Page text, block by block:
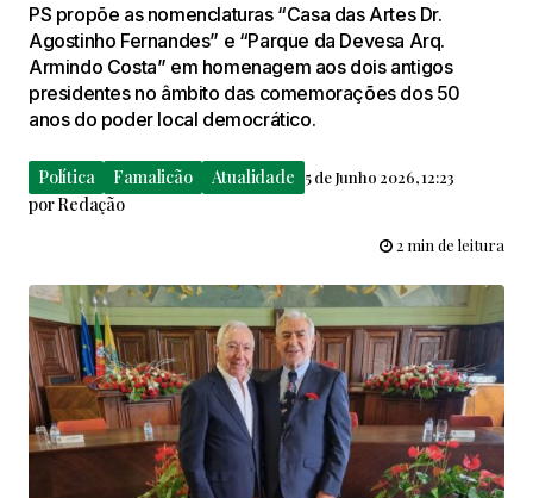
PS propõe as nomenclaturas “Casa das Artes Dr.
Agostinho Fernandes” e “Parque da Devesa Arq.
Armindo Costa” em homenagem aos dois antigos
presidentes no âmbito das comemorações dos 50
anos do poder local democrático.
Política Famalicão Atualidade 5 de Junho 2026, 12:23
porRedação
2 min de leitura